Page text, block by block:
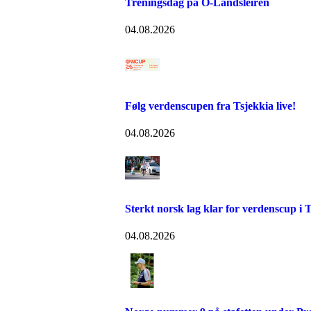
Treningsdag på O-Landsleiren
04.08.2026
Følg verdenscupen fra Tsjekkia live!
04.08.2026
Sterkt norsk lag klar for verdenscup i
04.08.2026